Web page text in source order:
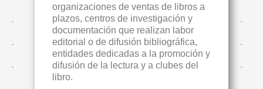
organizaciones de ventas de libros a
plazos, centros de investigación y
documentación que realizan labor
editorial o de difusión bibliográfica,
entidades dedicadas a la promoción y
difusión de la lectura y a clubes del
libro.